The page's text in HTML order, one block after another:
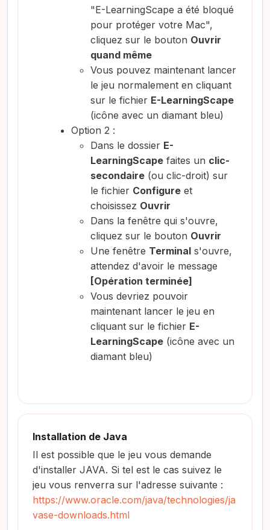
"E-LearningScape a été bloqué
pour protéger votre Mac",
cliquez sur le bouton Ouvrir
quand même
Vous pouvez maintenant lancer
le jeu normalement en cliquant
sur le fichier E-LearningScape
(icône avec un diamant bleu)
Option 2 :
Dans le dossier E-
LearningScape faites un clic-
secondaire (ou clic-droit) sur
le fichier Configure et
choisissez Ouvrir
Dans la fenêtre qui s'ouvre,
cliquez sur le bouton Ouvrir
Une fenêtre Terminal s'ouvre,
attendez d'avoir le message
[Opération terminée]
Vous devriez pouvoir
maintenant lancer le jeu en
cliquant sur le fichier E-
LearningScape (icône avec un
diamant bleu)
Installation de Java
Il est possible que le jeu vous demande
d'installer JAVA. Si tel est le cas suivez le
jeu vous renverra sur l'adresse suivante :
https://www.oracle.com/java/technologies/ja
vase-downloads.html